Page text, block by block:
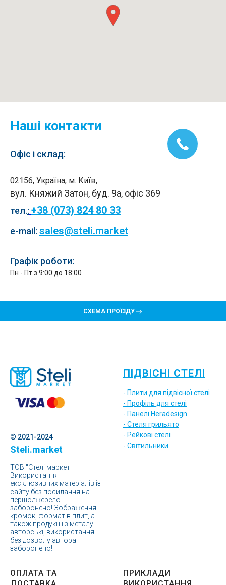
Наші контакти
Офіс і склад:
02156, Україна, м. Київ,
вул. Княжий Затон, буд. 9а, офіс 369
тел.: +38 (073) 824 80 33
e-mail: sales@steli.market
Графік роботи:
Пн - Пт з 9:00 до 18:00
СХЕМА ПРОЇЗДУ
© 2021-2024
Steli.market
ТОВ "Стелі маркет"
Використання
ексклюзивних матеріалів із
сайту без посилання на
першоджерело
заборонено! Зображення
кромок, форматів плит, а
також продукції з металу -
авторські, використання
без дозволу автора
заборонено!
ПІДВІСНІ СТЕЛІ
- Плити для підвісної стелі
- Профіль для стелі
- Панелі Heradesign
- Стеля грильято
- Рейкові стелі
- Світильники
ОПЛАТА ТА
ПРИКЛАДИ